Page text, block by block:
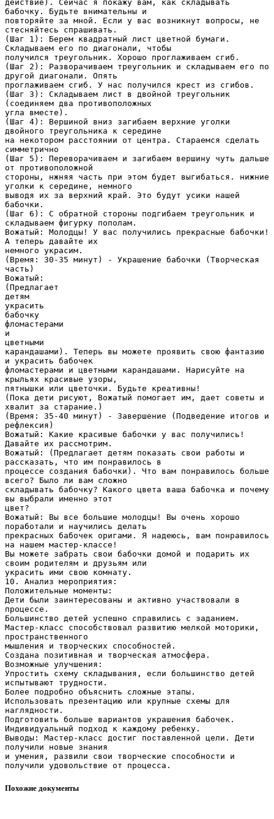
действие). Сейчас я покажу вам, как складывать
бабочку. Будьте внимательны и
повторяйте за мной. Если у вас возникнут вопросы, не
стесняйтесь спрашивать.
(Шаг 1): Берем квадратный лист цветной бумаги.
Складываем его по диагонали, чтобы
получился треугольник. Хорошо проглаживаем сгиб.
(Шаг 2): Разворачиваем треугольник и складываем его по
другой диагонали. Опять
проглаживаем сгиб. У нас получился крест из сгибов.
(Шаг 3): Складываем лист в двойной треугольник
(соединяем два противоположных
угла вместе).
(Шаг 4): Вершиной вниз загибаем верхние уголки
двойного треугольника к середине
на некотором расстоянии от центра. Стараемся сделать
симметрично
(Шаг 5): Переворачиваем и загибаем вершину чуть дальше
от противоположной
стороны, нжняя часть при этом будет выгибаться. нижние
уголки к середине, немного
выводя их за верхний край. Это будут усики нашей
бабочки.
(Шаг 6): С обратной стороны подгибаем треугольник и
складываем фигурку пополам.
Вожатый: Молодцы! У вас получились прекрасные бабочки!
А теперь давайте их
немного украсим.
(Время: 30-35 минут) - Украшение бабочки (Творческая
часть)
Вожатый:
(Предлагает
детям
украсить
бабочку
фломастерами
и
цветными
карандашами). Теперь вы можете проявить свою фантазию
и украсить бабочек
фломастерами и цветными карандашами. Нарисуйте на
крыльях красивые узоры,
пятнышки или цветочки. Будьте креативны!
(Пока дети рисуют, Вожатый помогает им, дает советы и
хвалит за старание.)
(Время: 35-40 минут) - Завершение (Подведение итогов и
рефлексия)
Вожатый: Какие красивые бабочки у вас получились!
Давайте их рассмотрим.
Вожатый: (Предлагает детям показать свои работы и
рассказать, что им понравилось в
процессе создания бабочки). Что вам понравилось больше
всего? Было ли вам сложно
складывать бабочку? Какого цвета ваша бабочка и почему
вы выбрали именно этот
цвет?
Вожатый: Вы все большие молодцы! Вы очень хорошо
поработали и научились делать
прекрасных бабочек оригами. Я надеюсь, вам понравилось
на нашем мастер-классе!
Вы можете забрать свои бабочки домой и подарить их
своим родителям и друзьям или
украсить ими свою комнату.
10. Анализ мероприятия:
Положительные моменты:
Дети были заинтересованы и активно участвовали в
процессе.
Большинство детей успешно справились с заданием.
Мастер-класс способствовал развитию мелкой моторики,
пространственного
мышления и творческих способностей.
Создана позитивная и творческая атмосфера.
Возможные улучшения:
Упростить схему складывания, если большинство детей
испытывают трудности.
Более подробно объяснить сложные этапы.
Использовать презентацию или крупные схемы для
наглядности.
Подготовить больше вариантов украшения бабочек.
Индивидуальный подход к каждому ребенку.
Выводы: Мастер-класс достиг поставленной цели. Дети
получили новые знания
и умения, развили свои творческие способности и
Похожие документы